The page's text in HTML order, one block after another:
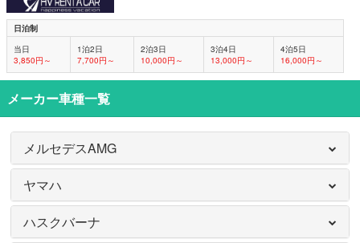
日泊制
当日
3,850円～
1泊2日
7,700円～
2泊3日
10,000円～
3泊4日
13,000円～
4泊5日
16,000円～
メーカー車種一覧
メルセデスAMG
ヤマハ
ハスクバーナ